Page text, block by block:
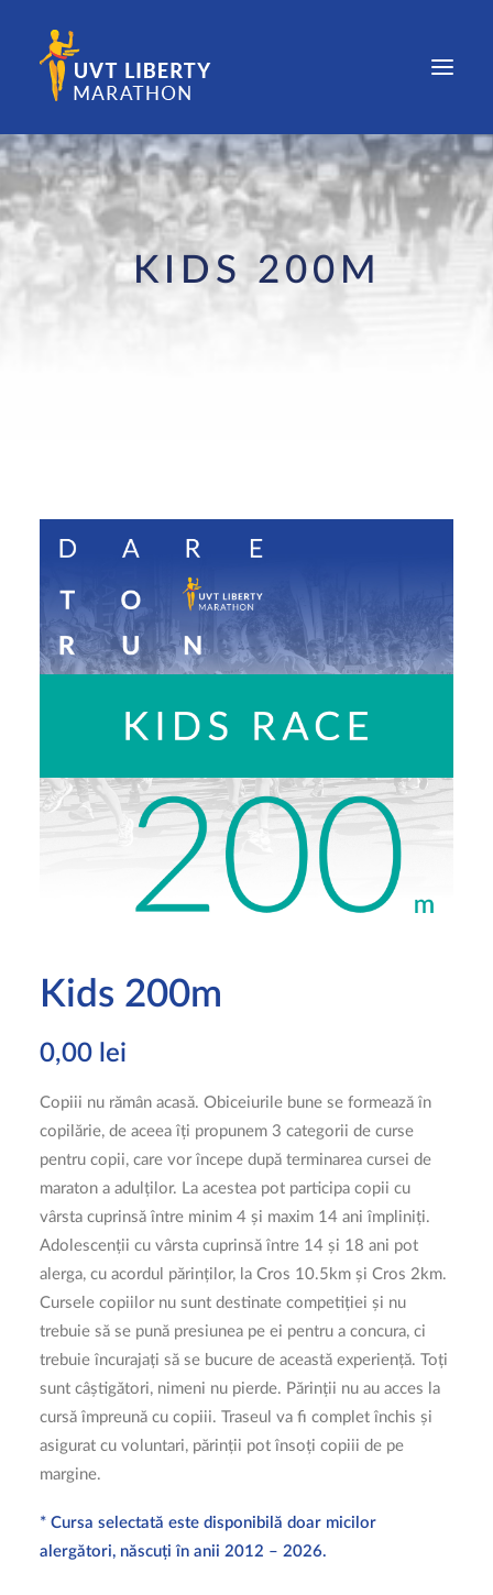
COMPETIȚIE
CAUTĂ
LOGIN / REGISTER
COȘ
KIDS 200M
Kids 200m
0,00 lei
Copiii nu rămân acasă. Obiceiurile bune se formează în
copilărie, de aceea îți propunem 3 categorii de curse
pentru copii, care vor începe după terminarea cursei de
maraton a adulților. La acestea pot participa copii cu
vârsta cuprinsă între minim 4 și maxim 14 ani împliniți.
Adolescenții cu vârsta cuprinsă între 14 și 18 ani pot
alerga, cu acordul părinților, la Cros 10.5km și Cros 2km.
Cursele copiilor nu sunt destinate competiției și nu
trebuie să se pună presiunea pe ei pentru a concura, ci
trebuie încurajați să se bucure de această experiență. Toți
sunt câștigători, nimeni nu pierde. Părinții nu au acces la
cursă împreună cu copiii. Traseul va fi complet închis și
asigurat cu voluntari, părinții pot însoți copiii de pe
margine.
* Cursa selectată este disponibilă doar micilor
alergători, născuți în anii 2012 – 2026.